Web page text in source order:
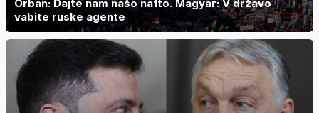
Orban: Dajte nam našo nafto. Magyar: V državo
vabite ruske agente